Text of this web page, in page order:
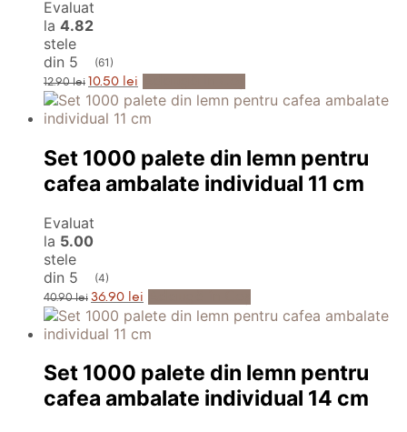
Evaluat
la 4.82
stele
din 5
(61)
12.90lei Prețul
inițial
a
fost:
10.50 lei Prețul
curent
este:
10.50 lei.
Set 1000 palete din lemn pentru
cafea ambalate individual 11 cm
Evaluat
la 5.00
stele
din 5
(4)
40.90lei Prețul
inițial
a
fost:
36.90 lei Prețul
curent
este:
36.90 lei.
Set 1000 palete din lemn pentru
cafea ambalate individual 14 cm